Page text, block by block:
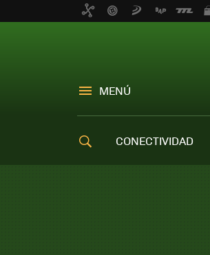
MENÚ
CONECTIVIDAD